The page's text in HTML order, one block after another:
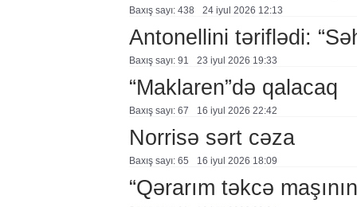
Baxış sayı: 438 24 i̇yul 2026 12:13
Antonellini təriflədi:
Baxış sayı: 91 23 i̇yul 2026 19:33
“Maklaren”də qalacaq
Baxış sayı: 67 16 i̇yul 2026 22:42
Norrisə sərt cəza
Baxış sayı: 65 16 i̇yul 2026 18:09
“Qərarım təkcə